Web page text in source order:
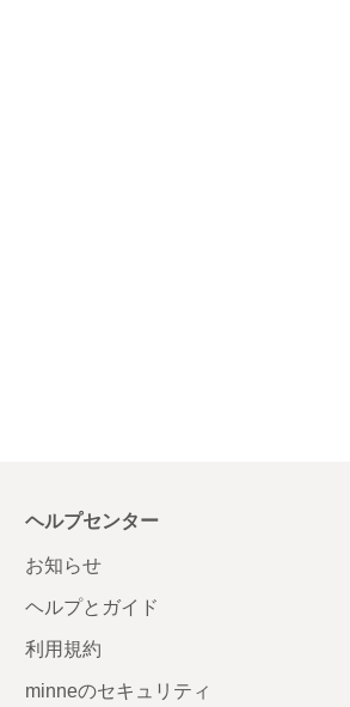
ヘルプセンター
お知らせ
ヘルプとガイド
利用規約
minneのセキュリティ